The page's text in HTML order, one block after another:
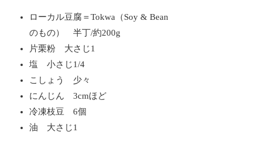
ローカル豆腐＝Tokwa（Soy & Bean
のもの） 半丁/約200g
片栗粉 大さじ1
塩 小さじ1/4
こしょう 少々
にんじん 3cmほど
冷凍枝豆 6個
油 大さじ1